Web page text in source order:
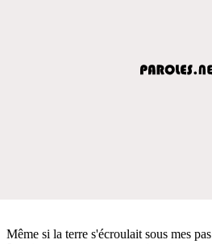
Même si la terre s'écroulait sous mes pas